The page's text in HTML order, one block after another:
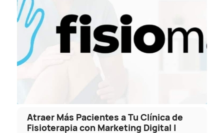
Atraer Más Pacientes a Tu Clínica de
Fisioterapia con Marketing Digital |